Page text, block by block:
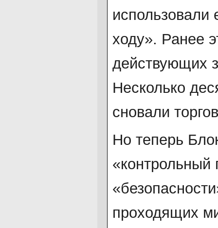
использовали
ходу». Ранее
действующих
Несколько
сновали
Но теперь
«контрольный
проходящих